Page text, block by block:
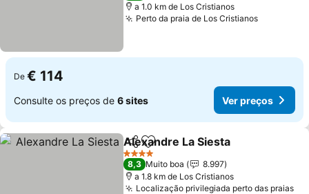
a 1.0 km de Los Cristianos
Perto da praia de Los Cristianos
De € 114
Consulte os preços de 6 sites Ver preços
PartilharAdicionar aos favoritos
Alexandre La Siesta
4 Estrelas
8,3 Muito boa
8.997
a 1.8 km de Los Cristianos
Localização privilegiada perto das praias